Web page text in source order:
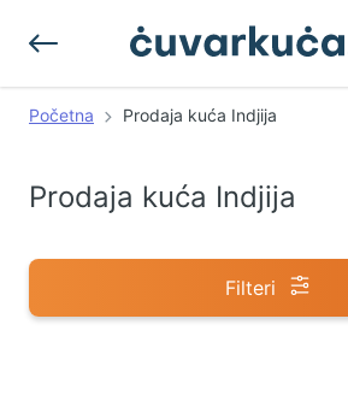
Početna Prodaja kuća Indjija
Prodaja kuća Indjija
Filteri